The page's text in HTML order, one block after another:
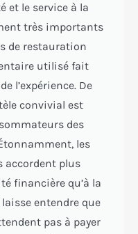
et le service à la
très importants
de restauration
utilisé fait
l’expérience. De
convivial est
des
les
accordent plus
financière qu’à la
entendre que
pas à payer